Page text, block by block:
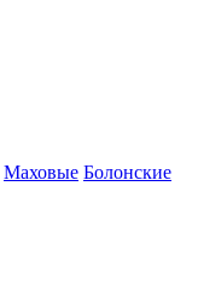
Маховые Болонские